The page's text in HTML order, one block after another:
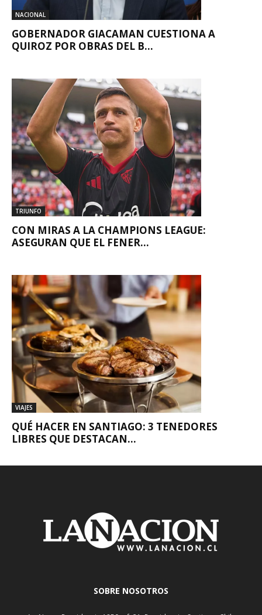
NACIONAL
GOBERNADOR GIACAMAN CUESTIONA A
QUIROZ POR OBRAS DEL B...
TRIUNFO
CON MIRAS A LA CHAMPIONS LEAGUE:
ASEGURAN QUE EL FENER...
VIAJES
QUÉ HACER EN SANTIAGO: 3 TENEDORES
LIBRES QUE DESTACAN...
SOBRE NOSOTROS